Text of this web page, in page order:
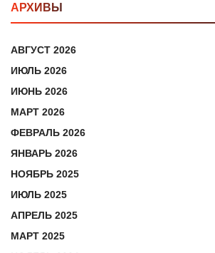
АРХИВЫ
АВГУСТ 2026
ИЮЛЬ 2026
ИЮНЬ 2026
МАРТ 2026
ФЕВРАЛЬ 2026
ЯНВАРЬ 2026
НОЯБРЬ 2025
ИЮЛЬ 2025
АПРЕЛЬ 2025
МАРТ 2025